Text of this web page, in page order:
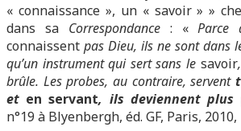
« connaissance », un « savoir » »
dans sa Correspondance: «Parce
connaissent pas Dieu, ils ne sont dans
qu’un instrument qui sert sans le savoir
brûle. Les probes, au contraire, servent
et en servant, ils deviennent plus
n°19 à Blyenbergh, éd. GF, Paris, 2010,